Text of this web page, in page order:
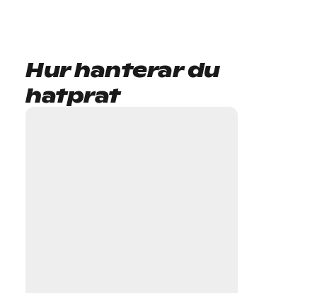
Hur hanterar du
hatprat